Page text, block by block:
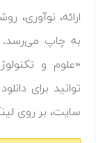
ارائه،
به‌ چاپ می‌رسد.
«علوم و
توانید برای
سایت، بر روی